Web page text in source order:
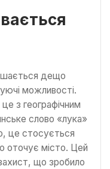
дещо
можливості.
з географічним
слово «лука»
це стосується
оточує місто. Цей
що зробило